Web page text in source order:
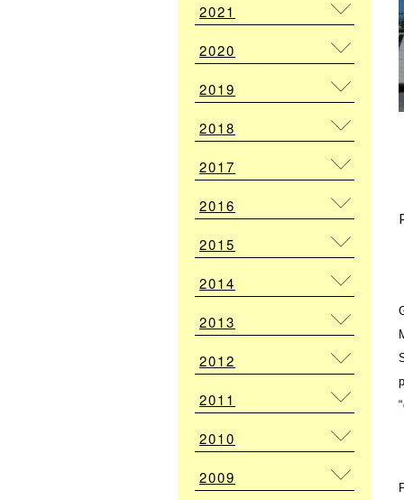
2021
2020
2019
2018
2017
2016
2015
2014
2013
2012
2011
2010
2009